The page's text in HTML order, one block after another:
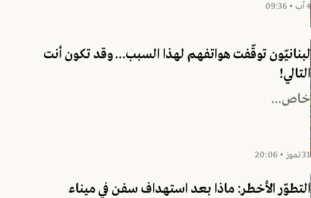
4 آب • 09:36
لبنانيّون توقّفت هواتفهم لهذا السبب… وقد تكون أنت
التالي!
خاص...
31 تموز • 20:06
التطوّر الأخطر: ماذا بعد استهداف سفن في ميناء